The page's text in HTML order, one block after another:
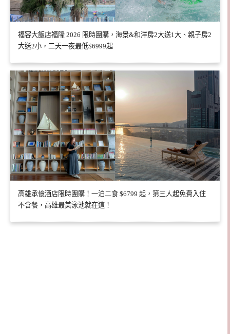
福容大飯店福隆 2026 限時團購，海景&和洋房2大送1大、親子房2
大送2小，二天一夜最低$6999起
高雄承億酒店限時團購！一泊二食 $6799 起，第三人起免費入住
不含餐，高雄最美泳池就在這！